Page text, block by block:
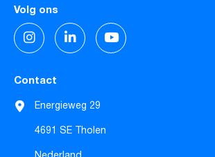
Volg ons
Contact
Energieweg 29
4691 SE Tholen